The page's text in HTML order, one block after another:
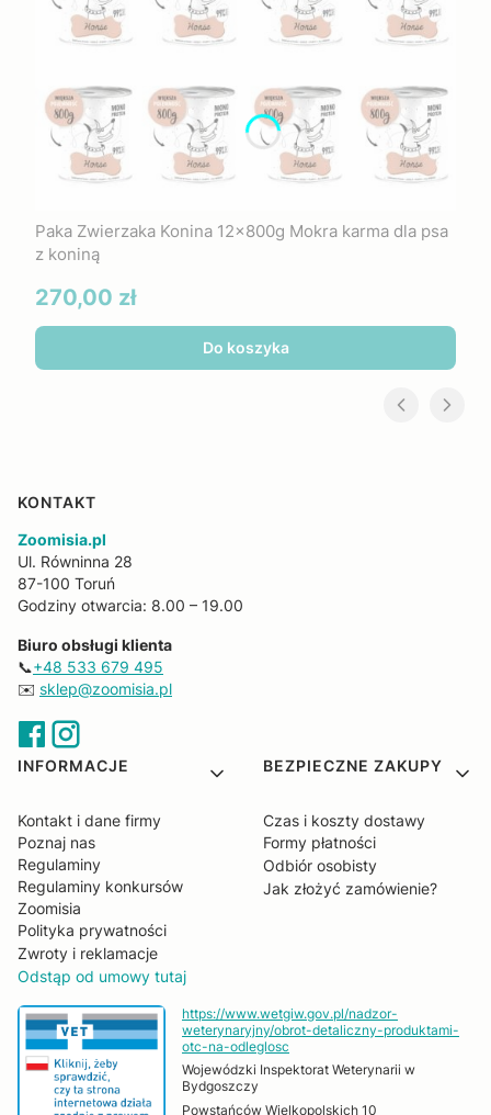
Paka Zwierzaka Konina 12x800g Mokra karma dla psa
z koniną
Cena
270,00 zł
Do koszyka
KONTAKT
Zoomisia.pl
Ul. Równinna 28
87-100 Toruń
Godziny otwarcia: 8.00 – 19.00
Biuro obsługi klienta
📞+48 533 679 495
✉️ sklep@zoomisia.pl
Linki w stopce
INFORMACJE
Kontakt i dane firmy
Poznaj nas
Regulaminy
Regulaminy konkursów
Zoomisia
Polityka prywatności
Zwroty i reklamacje
Odstąp od umowy tutaj
BEZPIECZNE ZAKUPY
Czas i koszty dostawy
Formy płatności
Odbiór osobisty
Jak złożyć zamówienie?
https://www.wetgiw.gov.pl/nadzor-
weterynaryjny/obrot-detaliczny-produktami-
otc-na-odleglosc
Wojewódzki Inspektorat Weterynarii w
Bydgoszczy
Powstańców Wielkopolskich 10